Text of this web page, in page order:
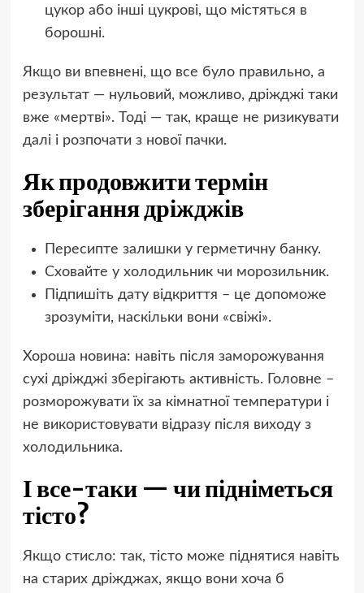
цукор або інші цукрові, що містяться в
борошні.
Якщо ви впевнені, що все було правильно, а
результат — нульовий, можливо, дріжджі таки
вже «мертві». Тоді — так, краще не ризикувати
далі і розпочати з нової пачки.
Як продовжити термін
зберігання дріжджів
Пересипте залишки у герметичну банку.
Сховайте у холодильник чи морозильник.
Підпишіть дату відкриття – це допоможе
зрозуміти, наскільки вони «свіжі».
Хороша новина: навіть після заморожування
сухі дріжджі зберігають активність. Головне –
розморожувати їх за кімнатної температури і
не використовувати відразу після виходу з
холодильника.
І все-таки — чи підніметься
тісто?
Якщо стисло: так, тісто може піднятися навіть
на старих дріжджах, якщо вони хоча б